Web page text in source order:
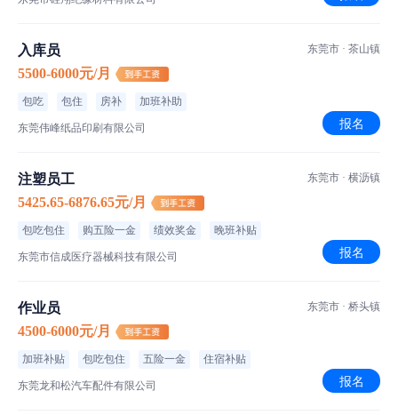
入库员
5500-6000元/月
包吃 包住 房补 加班补助
东莞伟峰纸品印刷有限公司
东莞市 · 茶山镇
报名
注塑员工
5425.65-6876.65元/月
包吃包住 购五险一金 绩效奖金 晚班补贴
东莞市信成医疗器械科技有限公司
东莞市 · 横沥镇
报名
作业员
4500-6000元/月
加班补贴 包吃包住 五险一金 住宿补贴
东莞龙和松汽车配件有限公司
东莞市 · 桥头镇
报名